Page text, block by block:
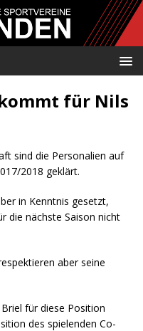
für Nils
sind die Personalien auf
2018 geklärt.
in Kenntnis gesetzt,
die nächste Saison nicht
aber seine
für diese Position
des spielenden Co-